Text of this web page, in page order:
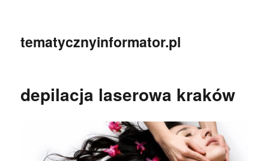
tematycznyinformator.pl
depilacja laserowa kraków